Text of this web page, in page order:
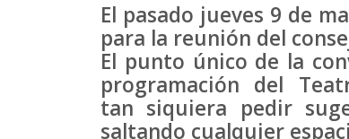
El pasado jueves 9 de
para la reunión del
El punto único de la
programación del
tan siquiera pedir
saltando cualquier